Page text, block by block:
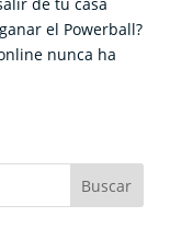
el Powerball?
nunca ha